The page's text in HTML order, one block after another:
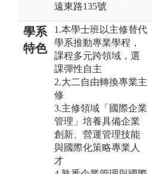
遠東路135號
學系
特色
1.本學士班以主修替代
學系推動專業學程，
課程多元跨領域，選
課彈性自主
2.大二自由轉換專業主
修
3.主修領域「國際企業
管理」培養具備企業
創新、營運管理技能
與國際化策略專業人
才